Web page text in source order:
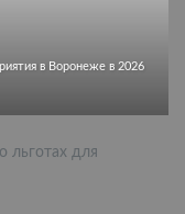
в Воронеже в 2026
льготах для